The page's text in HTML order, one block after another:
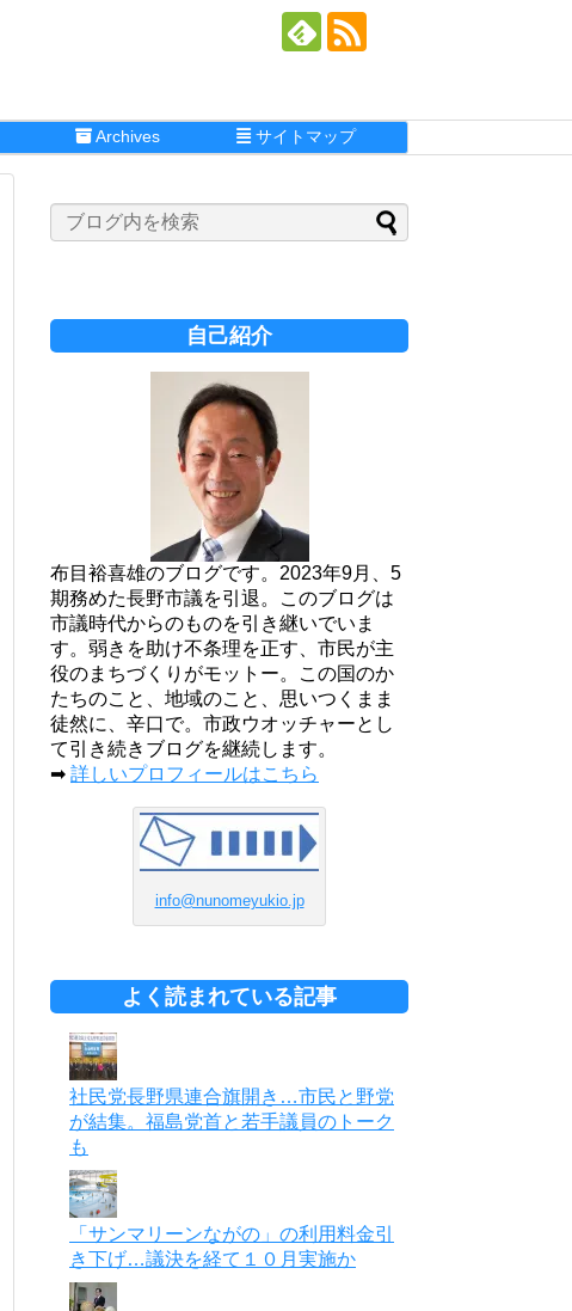
Archives サイトマップ
自己紹介
布目裕喜雄のブログです。2023年9月、5
期務めた長野市議を引退。このブログは
市議時代からのものを引き継いでいま
す。弱きを助け不条理を正す、市民が主
役のまちづくりがモットー。この国のか
たちのこと、地域のこと、思いつくまま
徒然に、辛口で。市政ウオッチャーとし
て引き続きブログを継続します。
➡ 詳しいプロフィールはこちら
info@nunomeyukio.jp
よく読まれている記事
社民党長野県連合旗開き…市民と野党
が結集。福島党首と若手議員のトーク
も
「サンマリーンながの」の利用料金引
き下げ…議決を経て１０月実施か